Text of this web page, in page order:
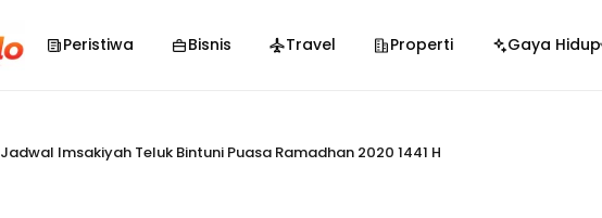
Peristiwa Bisnis Travel Properti Gaya Hidup
Jadwal Imsakiyah Teluk Bintuni Puasa Ramadhan 2020 1441 H